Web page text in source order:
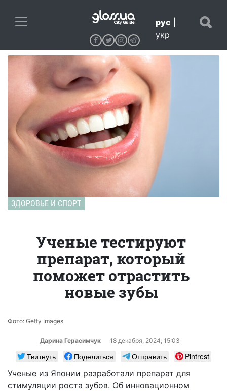
рус
укр
ЗДОРОВЬЕ И СПОРТ
Ученые тестируют
препарат, который
поможет отрастить
новые зубы
Фото: Getty Images
Дарина Герасимчук 18 декабря, 2024, 15:03
Твитнуть Поделиться Отправить
Pintrest
Ученые из Японии разработали препарат для
стимуляции роста зубов. Об инновационном